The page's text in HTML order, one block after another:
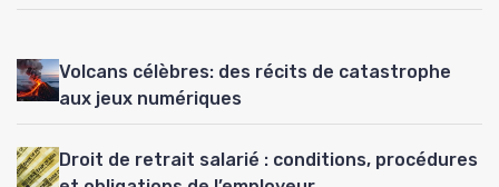
Volcans célèbres: des récits de catastrophe
aux jeux numériques
Droit de retrait salarié : conditions, procédures